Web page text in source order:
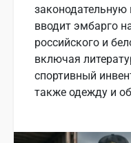
законодательную
вводит эмбарго
российского и
включая
спортивный
также одежду и